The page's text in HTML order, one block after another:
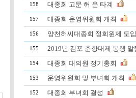
158 대종회 고문 허 온 타계
157 대종회 운영위원회 개최
156 양천허씨대종회 정회원제 도
155 2019년 김포 춘향대제 봉행 알
154 대종회 대의원 정기총회
153 운영위원회 및 부녀회 개최
152 대종회 부녀회 결성